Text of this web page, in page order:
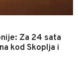
Za 24 sata
kod Skoplja i